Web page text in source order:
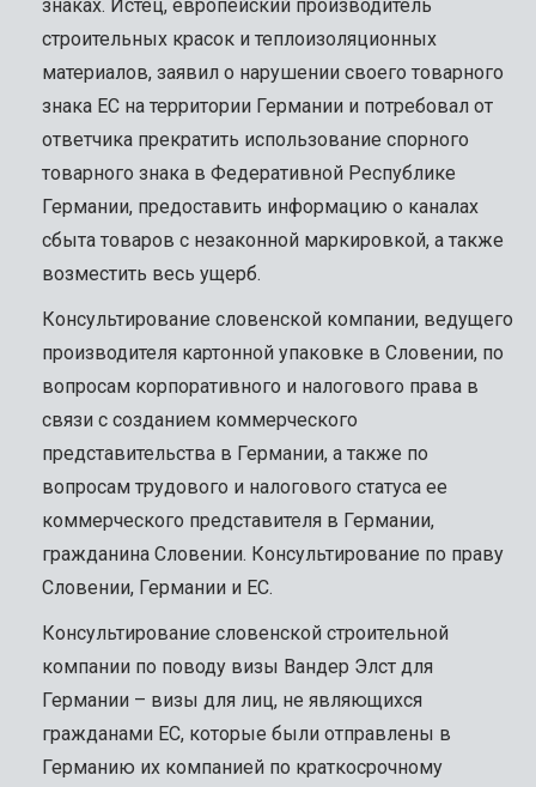
знаках. Истец, европейский производитель
строительных красок и теплоизоляционных
материалов, заявил о нарушении своего товарного
знака ЕС на территории Германии и потребовал от
ответчика прекратить использование спорного
товарного знака в Федеративной Республике
Германии, предоставить информацию о каналах
сбыта товаров с незаконной маркировкой, а также
возместить весь ущерб.
Консультирование словенской компании, ведущего
производителя картонной упаковке в Словении, по
вопросам корпоративного и налогового права в
связи с созданием коммерческого
представительства в Германии, а также по
вопросам трудового и налогового статуса ее
коммерческого представителя в Германии,
гражданина Словении. Консультирование по праву
Словении, Германии и ЕС.
Консультирование словенской строительной
компании по поводу визы Вандер Элст для
Германии – визы для лиц, не являющихся
гражданами ЕС, которые были отправлены в
Германию их компанией по краткосрочному